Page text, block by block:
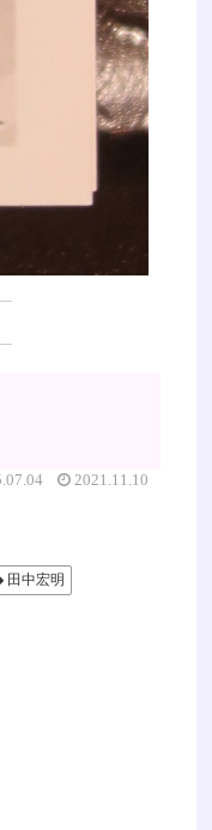
2021.11.10
田中宏明